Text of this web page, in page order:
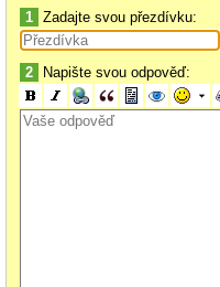
1 Zadajte svou přezdívku:
2 Napište svou odpověď: